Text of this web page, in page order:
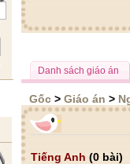
Danh sách giáo án
Gốc > Giáo án >
Tiếng Anh (0 bài)